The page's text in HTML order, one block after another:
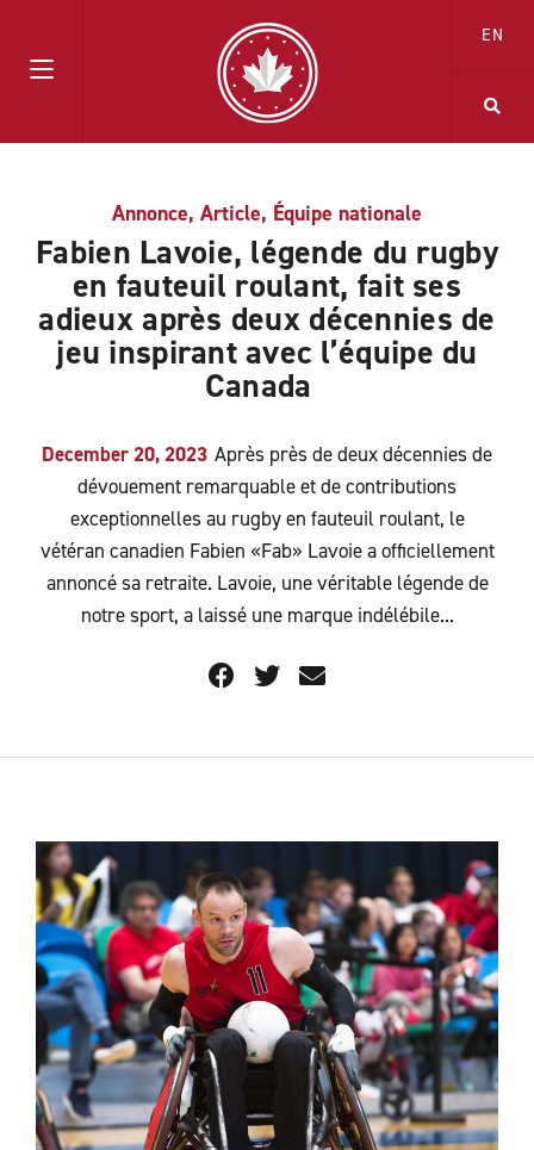
EN
Annonce, Article, Équipe nationale
Fabien Lavoie, légende du rugby
en fauteuil roulant, fait ses
adieux après deux décennies de
jeu inspirant avec l’équipe du
Canada
December 20, 2023 Après près de deux décennies de
dévouement remarquable et de contributions
exceptionnelles au rugby en fauteuil roulant, le
vétéran canadien Fabien «Fab» Lavoie a officiellement
annoncé sa retraite. Lavoie, une véritable légende de
notre sport, a laissé une marque indélébile...